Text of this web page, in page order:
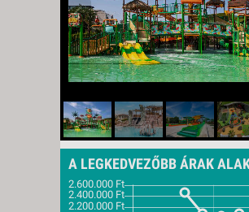
A LEGKEDVEZŐBB ÁRAK